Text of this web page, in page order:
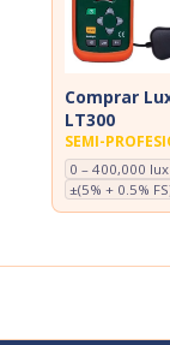
Comprar
LT300
SEMI-
0 – 400,000 lux
±(5% + 0.5%